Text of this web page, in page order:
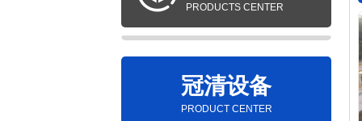
PRODUCTS CENTER
冠清设备
PRODUCT CENTER